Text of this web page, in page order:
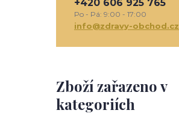
Zboží zařazeno v
kategoriích
+420 606 925 765
Po - Pá: 9:00 - 17:00
info@zdravy-obchod.cz